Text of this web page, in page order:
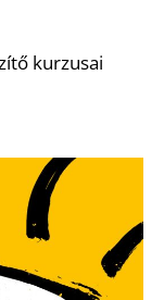
kurzusai